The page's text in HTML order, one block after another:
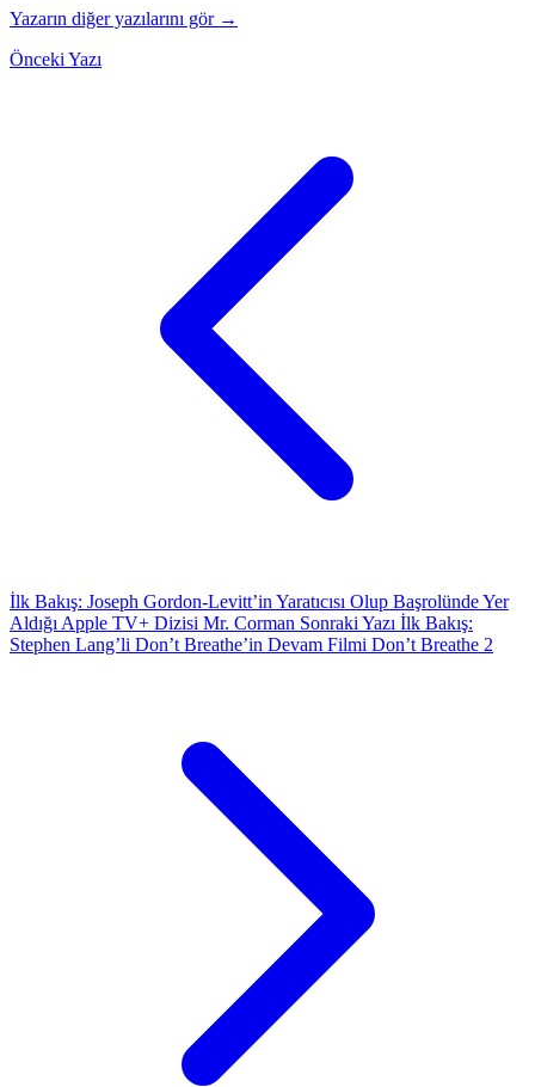
Yazarın diğer yazılarını gör →
Önceki Yazı
İlk Bakış: Joseph Gordon-Levitt’in Yaratıcısı Olup Başrolünde Yer
Aldığı Apple TV+ Dizisi Mr. Corman Sonraki Yazı İlk Bakış:
Stephen Lang’li Don’t Breathe’in Devam Filmi Don’t Breathe 2